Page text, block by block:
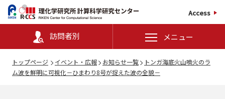
Access
訪問者別 メニュー
トップページ イベント・広報 お知らせ一覧
トンガ海底火山噴火のラ
ム波を鮮明に可視化－ひまわり8号が捉えた波の全貌－